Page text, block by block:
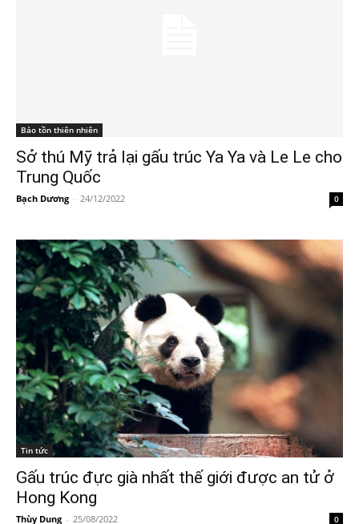
Bảo tồn thiên nhiên
Sở thú Mỹ trả lại gấu trúc Ya Ya và Le Le cho
Trung Quốc
Bạch Dương - 24/12/2022 0
Tin tức
Gấu trúc đực già nhất thế giới được an tử ở
Hong Kong
Thùy Dung - 25/08/2022 0